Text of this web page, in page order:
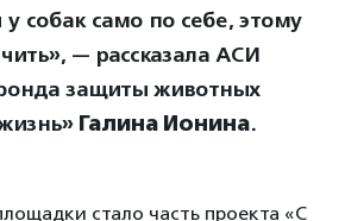
у собак само по себе, этому
— рассказала АСИ
защиты животных
Галина Ионина.
стало часть проекта «С